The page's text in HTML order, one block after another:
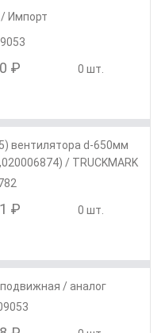
Импорт
₽ 0 шт.
вентилятора d-650мм
/ TRUCKMARK
₽ 0 шт.
/ аналог